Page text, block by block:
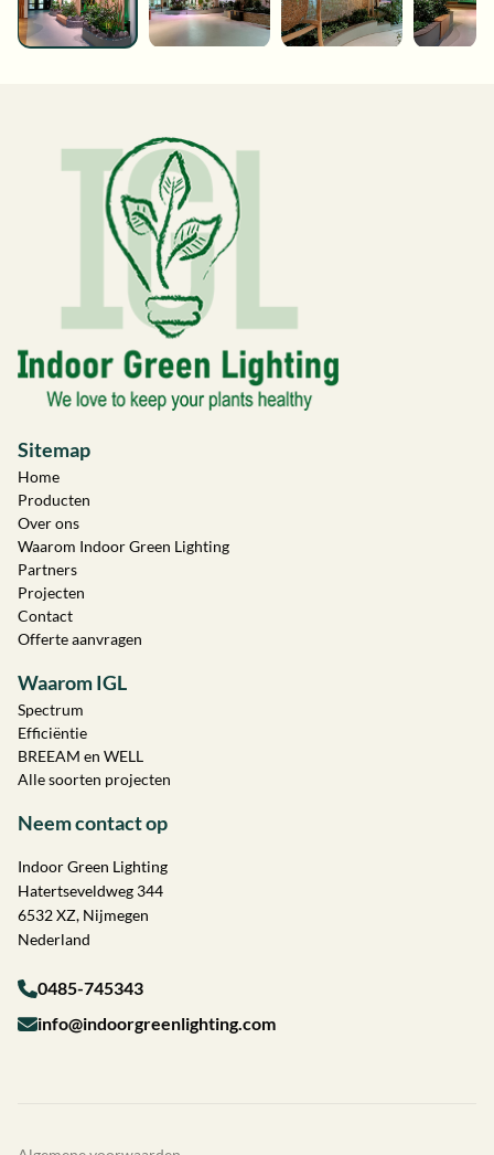
Sitemap
Home
Producten
Over ons
Waarom Indoor Green Lighting
Partners
Projecten
Contact
Offerte aanvragen
Waarom IGL
Spectrum
Efficiëntie
BREEAM en WELL
Alle soorten projecten
Neem contact op
Indoor Green Lighting
Hatertseveldweg 344
6532 XZ, Nijmegen
Nederland
0485-745343
info@indoorgreenlighting.com